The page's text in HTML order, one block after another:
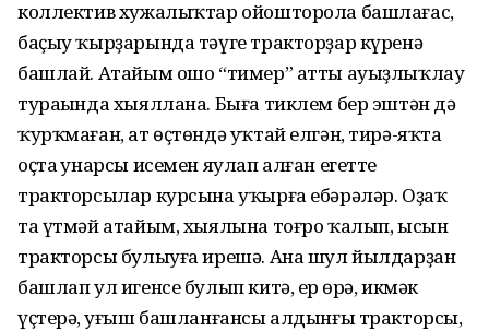
коллектив хужалыҡтар ойошторола башлағас,
баҫыу ҡырҙарында тәүге тракторҙар күренә
башлай. Атайым ошо “тимер” атты ауыҙлыҡлау
тураһында хыяллана. Быға тиклем бер эштән дә
ҡурҡмаған, ат өҫтөндә уҡтай елгән, тирә-яҡта
оҫта һунарсы исемен яулап алған егетте
тракторсылар курсына уҡырға ебәрәләр. Оҙаҡ
та үтмәй атайым, хыялына тоғро ҡалып, ысын
тракторсы булыуға ирешә. Ана шул йылдарҙан
башлап ул игенсе булып китә, ер һөрә, икмәк
үҫтерә, һуғыш башланғансы алдынғы тракторсы,